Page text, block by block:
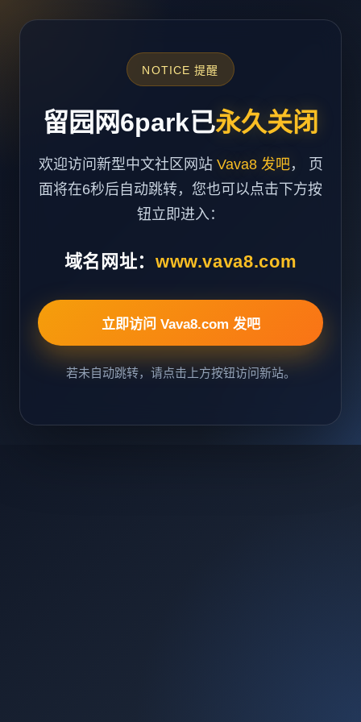
NOTICE 提醒
留园网6park已永久关闭
欢迎访问新型中文社区网站 Vava8 发吧， 页
面将在6秒后自动跳转，您也可以点击下方按
钮立即进入：
域名网址： www.vava8.com
立即访问 Vava8.com 发吧
若未自动跳转，请点击上方按钮访问新站。